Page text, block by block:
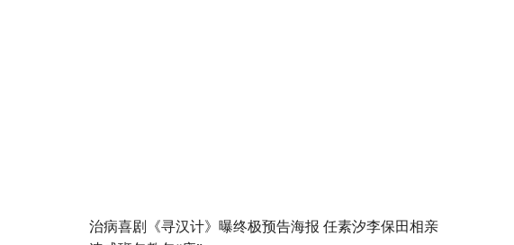
治病喜剧《寻汉计》曝终极预告海报 任素汐李保田相亲